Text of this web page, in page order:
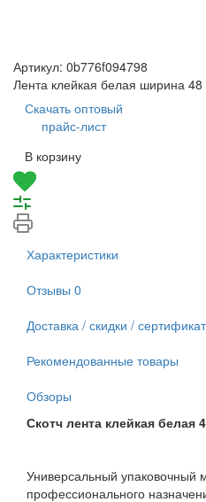
Артикул: 0b776f094798
Лента клейкая белая ширина
Скачать оптовый
прайс-лист
В корзину
Характеристики
Отзывы 0
Доставка / скидки /
Рекомендованные товары
Обзоры
Скотч лента клейкая белая
Универсальный упаковочный
профессионального